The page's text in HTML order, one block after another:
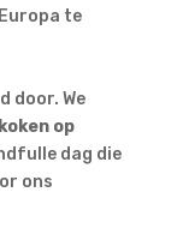
te
door. We
koken op
dag die
ons